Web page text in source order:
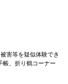
害等を疑似体験でき
帳、折り鶴コーナー